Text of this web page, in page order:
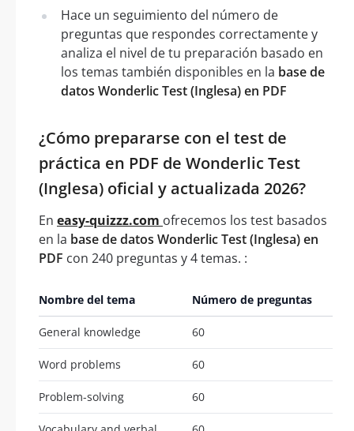
Hace un seguimiento del número de
preguntas que respondes correctamente y
analiza el nivel de tu preparación basado en
los temas también disponibles en la base de
datos Wonderlic Test (Inglesa) en PDF
¿Cómo prepararse con el test de
práctica en PDF de Wonderlic Test
(Inglesa) oficial y actualizada 2026?
En easy-quizzz.com ofrecemos los test basados
en la base de datos Wonderlic Test (Inglesa) en
PDF con 240 preguntas y 4 temas. :
Nombre del tema Número de preguntas
General knowledge 60
Word problems 60
Problem-solving 60